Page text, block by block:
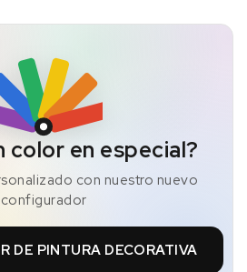
color en especial?
con nuestro nuevo
configurador
DE PINTURA DECORATIVA